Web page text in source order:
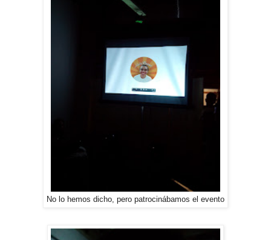
No lo hemos dicho, pero patrocinábamos el evento